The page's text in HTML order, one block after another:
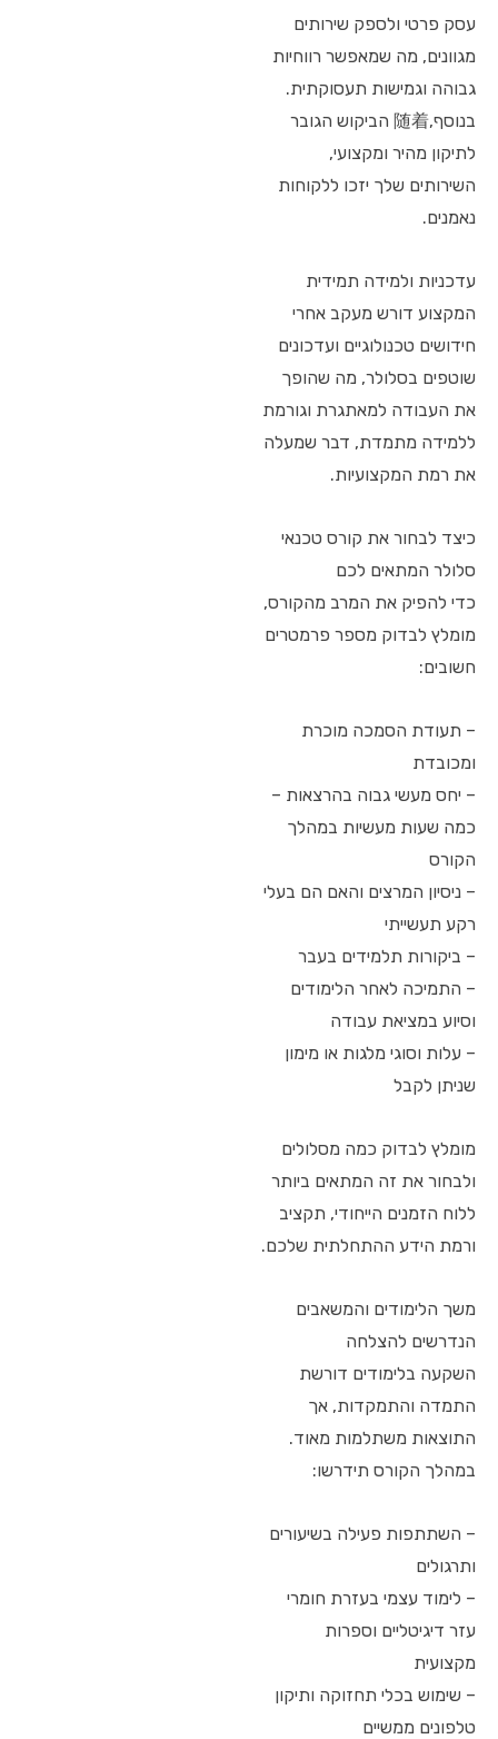
עסק פרטי ולספק שירותים
מגוונים, מה שמאפשר רווחיות
גבוהה וגמישות תעסוקתית.
בנוסף,随着 הביקוש הגובר
לתיקון מהיר ומקצועי,
השירותים שלך יזכו ללקוחות
נאמנים.
עדכניות ולמידה תמידית
המקצוע דורש מעקב אחרי
חידושים טכנולוגיים ועדכונים
שוטפים בסלולר, מה שהופך
את העבודה למאתגרת וגורמת
ללמידה מתמדת, דבר שמעלה
את רמת המקצועיות.
כיצד לבחור את קורס טכנאי
סלולר המתאים לכם
כדי להפיק את המרב מהקורס,
מומלץ לבדוק מספר פרמטרים
חשובים:
– תעודת הסמכה מוכרת
ומכובדת
– יחס מעשי גבוה בהרצאות –
כמה שעות מעשיות במהלך
הקורס
– ניסיון המרצים והאם הם בעלי
רקע תעשייתי
– ביקורות תלמידים בעבר
– התמיכה לאחר הלימודים
וסיוע במציאת עבודה
– עלות וסוגי מלגות או מימון
שניתן לקבל
מומלץ לבדוק כמה מסלולים
ולבחור את זה המתאים ביותר
ללוח הזמנים הייחודי, תקציב
ורמת הידע ההתחלתית שלכם.
משך הלימודים והמשאבים
הנדרשים להצלחה
השקעה בלימודים דורשת
התמדה והתמקדות, אך
התוצאות משתלמות מאוד.
במהלך הקורס תידרשו:
– השתתפות פעילה בשיעורים
ותרגולים
– לימוד עצמי בעזרת חומרי
עזר דיגיטליים וספרות
מקצועית
– שימוש בכלי תחזוקה ותיקון
טלפונים ממשיים